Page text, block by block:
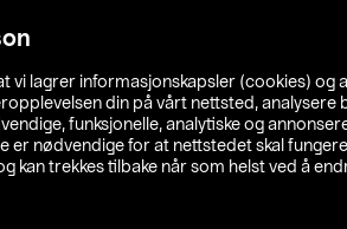
vi lagrer informasjonskapsler (cookies) og
din på vårt nettsted, analysere
funksjonelle, analytiske og
er nødvendige for at nettstedet skal
kan trekkes tilbake når som helst ved å